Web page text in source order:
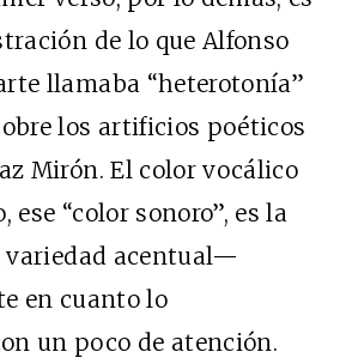
de lo que Alfonso
llamaba “heterotonía”
los artificios poéticos
Mirón. El color vocálico
ese “color sonoro”, es la
variedad acentual—
en cuanto lo
un poco de atención.